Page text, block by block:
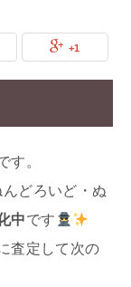
+1
す。
どろいど・ぬ
中です
査定して次の